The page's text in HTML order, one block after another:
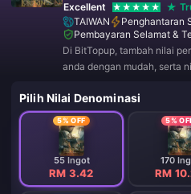
Excellent
TAIWAN
Penghantaran
Pembayaran Selamat &
Di BitTopup, tambah nilai
anda dengan mudah, serta
Pilih Nilai Denominasi
5% OFF
55 Ingot
RM 3.42
5%
170
RM